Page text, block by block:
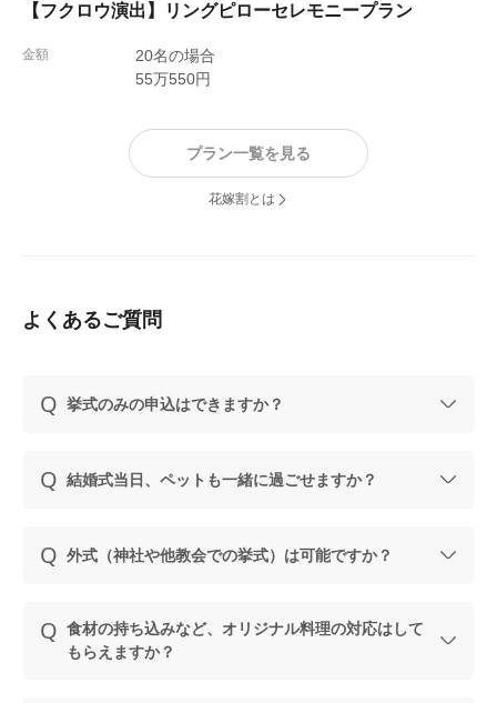
【フクロウ演出】リングピローセレモニープラン
金額
20名の場合
55万550円
プラン一覧を見る
花嫁割とは
よくあるご質問
挙式のみの申込はできますか？
結婚式当日、ペットも一緒に過ごせますか？
外式（神社や他教会での挙式）は可能ですか？
食材の持ち込みなど、オリジナル料理の対応はして
もらえますか？